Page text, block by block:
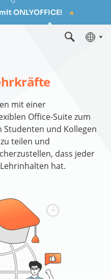
ONLYOFFICE!
mit einer
Office-Suite zum
Studenten und Kollegen
teilen und
dass jeder
hat.